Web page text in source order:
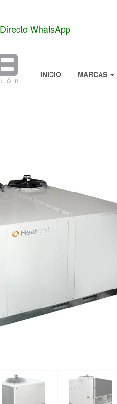
Directo WhatsApp
INICIO MARCAS